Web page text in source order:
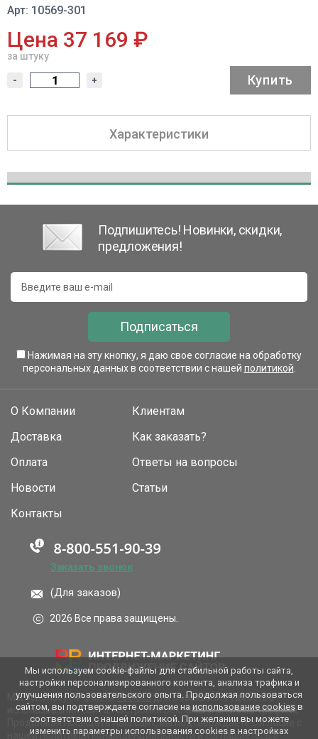
Арт: 10569-301
Цена 37 169 ₽
за штуку
- + Купить
Характеристики
Подпишитесь! Новинки, скидки,
предложения!
Подписаться
Нажимая на эту кнопку, я даю свое согласие на обработку
персональных данных в соответствии с нашей политикой
О Компании
Доставка
Оплата
Новости
Клиентам
Как заказать?
Ответы на вопросы
Статьи
Контакты
Заказать звонок
(Для заказов)
2026 Все права защищены.
Мы используем файлыcookies для повышения удобства
использования сайта, настройки рекламы и анализа трафика.
Продолжая посещать наш сайт, вы подтверждаете согласие с
нашейполитикой конфиденциальностии соглашаетесь с
Мы используем cookie-файлы для стабильной работы сайта,
настройки персонализированного контента, анализа трафика и
улучшения пользовательского опыта. Продолжая пользоваться
сайтом, вы подтверждаете согласие на использование cookiesв
соответствии с нашей политикой. При желании вы можете
изменить параметры использования cookies в настройках